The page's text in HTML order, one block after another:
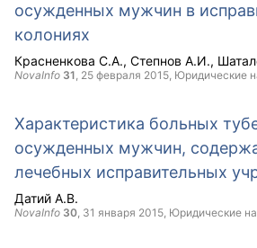
осужденных мужчин в
колониях
Красненкова С.А. Степнов А.И.
NovaInfo 31, 25 февраля 2015, Юридические
Характеристика больных
осужденных мужчин,
лечебных исправительных
Датий А.В.
NovaInfo 30, 31 января 2015, Юридические